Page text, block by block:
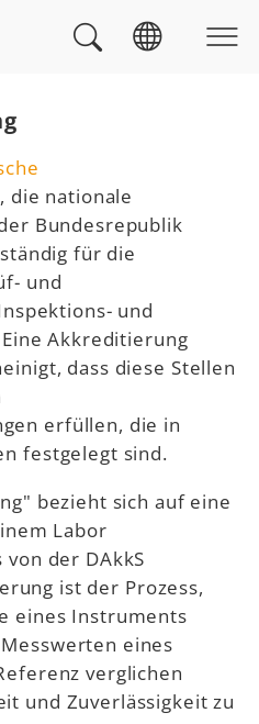
die nationale
Bundesrepublik
für die
und
und
Akkreditierung
dass diese Stellen
erfüllen, die in
festgelegt sind.
bezieht sich auf eine
Labor
der DAkkS
ist der Prozess,
eines Instruments
eines
verglichen
und Zuverlässigkeit zu